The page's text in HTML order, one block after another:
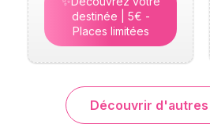
destinée | 5€ -
Places limitées
Découvrir